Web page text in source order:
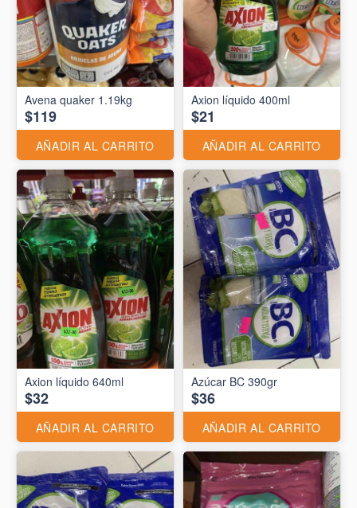
Avena quaker 1.19kg
$119
AÑADIR AL CARRITO
Axion líquido 400ml
$21
AÑADIR AL CARRITO
Axion líquido 640ml
$32
AÑADIR AL CARRITO
Azúcar BC 390gr
$36
AÑADIR AL CARRITO